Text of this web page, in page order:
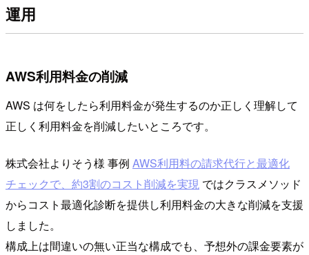
運用
AWS利用料金の削減
AWS は何をしたら利用料金が発生するのか正しく理解して
正しく利用料金を削減したいところです。
株式会社よりそう様 事例 AWS利用料の請求代行と最適化
チェックで、約3割のコスト削減を実現 ではクラスメソッド
からコスト最適化診断を提供し利用料金の大きな削減を支援
しました。
構成上は間違いの無い正当な構成でも、予想外の課金要素が